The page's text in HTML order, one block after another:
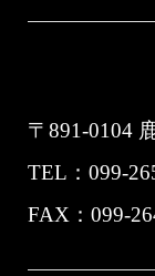
〒891-0104
TEL：099-
FAX：099-